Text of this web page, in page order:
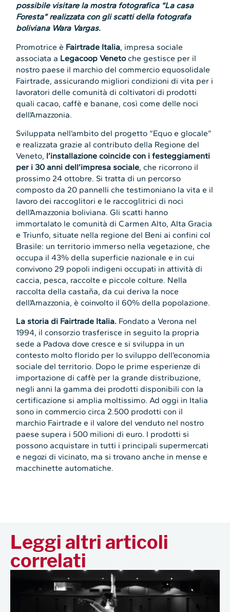
possibile visitare la mostra fotografica “La casa
Foresta” realizzata con gli scatti della fotografa
boliviana Wara Vargas.
Promotrice è Fairtrade Italia, impresa sociale
associata a Legacoop Venetoche gestisce per il
nostro paese il marchio del commercio equosolidale
Fairtrade, assicurando migliori condizioni di vita per i
lavoratori delle comunità di coltivatori di prodotti
quali cacao, caffè e banane, così come delle noci
dell’Amazzonia.
Sviluppata nell’ambito del progetto “Equo e glocale”
e realizzata grazie al contributo della Regione del
Veneto, l’installazione coincide con i festeggiamenti
per i 30 anni dell’impresa sociale, che ricorrono il
prossimo 24 ottobre. Si tratta di un percorso
composto da 20 pannelli che testimoniano la vita e il
lavoro dei raccoglitori e le raccoglitrici di noci
dell’Amazzonia boliviana. Gli scatti hanno
immortalato le comunità di Carmen Alto, Alta Gracia
e Triunfo, situate nella regione del Beni ai confini col
Brasile: un territorio immerso nella vegetazione, che
occupa il 43% della superficie nazionale e in cui
convivono 29 popoli indigeni occupati in attività di
caccia, pesca, raccolte e piccole colture. Nella
raccolta della castaña, da cui deriva la noce
dell’Amazzonia, è coinvolto il 60% della popolazione.
La storia di Fairtrade Italia. Fondato a Verona nel
1994, il consorzio trasferisce in seguito la propria
sede a Padova dove cresce e si sviluppa in un
contesto molto florido per lo sviluppo dell’economia
sociale del territorio. Dopo le prime esperienze di
importazione di caffè per la grande distribuzione,
negli anni la gamma dei prodotti disponibili con la
certificazione si amplia moltissimo. Ad oggi in Italia
sono in commercio circa 2.500 prodotti con il
marchio Fairtrade e il valore del venduto nel nostro
paese supera i 500 milioni di euro. I prodotti si
possono acquistare in tutti i principali supermercati
e negozi di vicinato, ma si trovano anche in mense e
macchinette automatiche.
Leggi altri articoli
correlati